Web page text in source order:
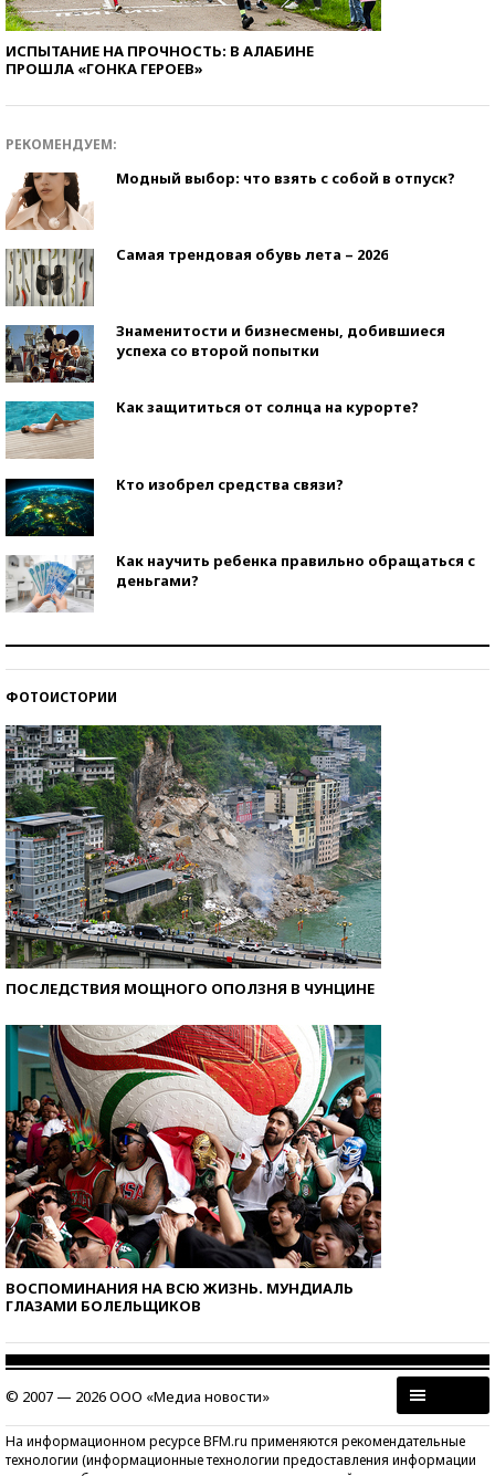
ИСПЫТАНИЕ НА ПРОЧНОСТЬ: В АЛАБИНЕ
ПРОШЛА «ГОНКА ГЕРОЕВ»
РЕКОМЕНДУЕМ:
Модный выбор: что взять с собой в отпуск?
Самая трендовая обувь лета – 2026
Знаменитости и бизнесмены, добившиеся
успеха со второй попытки
Как защититься от солнца на курорте?
Кто изобрел средства связи?
Как научить ребенка правильно обращаться с
деньгами?
ФОТОИСТОРИИ
ПОСЛЕДСТВИЯ МОЩНОГО ОПОЛЗНЯ В ЧУНЦИНЕ
ВОСПОМИНАНИЯ НА ВСЮ ЖИЗНЬ. МУНДИАЛЬ
ГЛАЗАМИ БОЛЕЛЬЩИКОВ
© 2007 — 2026 ООО «Медиа новости»
На информационном ресурсе BFM.ru применяются рекомендательные
технологии (информационные технологии предоставления информации